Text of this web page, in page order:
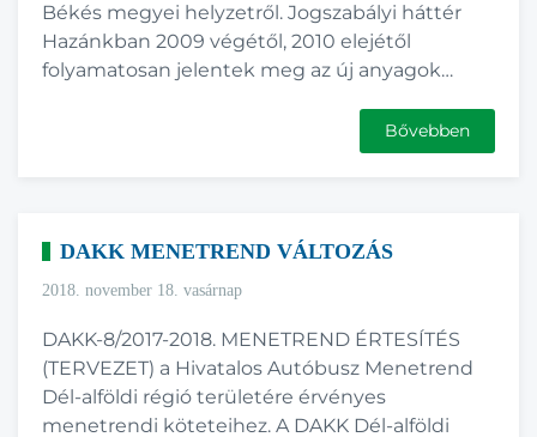
Békés megyei helyzetről. Jogszabályi háttér
Hazánkban 2009 végétől, 2010 elejétől
folyamatosan jelentek meg az új anyagok…
Bővebben
DAKK MENETREND VÁLTOZÁS
2018. november 18. vasárnap
DAKK-8/2017-2018. MENETREND ÉRTESÍTÉS
(TERVEZET) a Hivatalos Autóbusz Menetrend
Dél-alföldi régió területére érvényes
menetrendi köteteihez. A DAKK Dél-alföldi